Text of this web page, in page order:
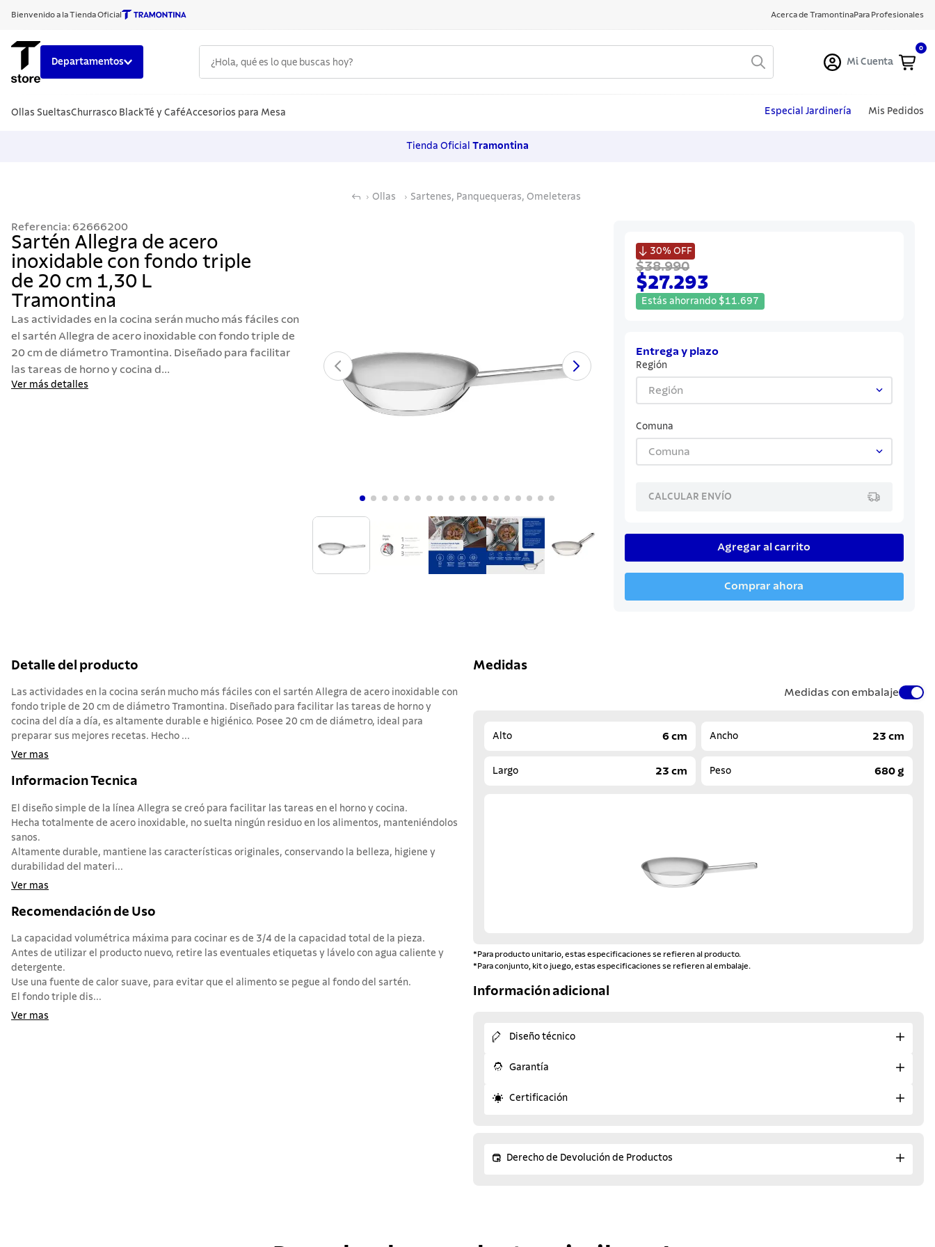
Bienvenido a la Tienda Oficial Acerca de TramontinaPara Profesionales
Departamentos Mi Cuenta
0
Ollas SueltasChurrasco BlackTé y CaféAccesorios para Mesa Especial Jardinería Mis Pedidos
Tienda Oficial Tramontina
Ollas Sartenes, Panquequeras, Omeleteras
Referencia: 62666200
Sartén Allegra de acero
inoxidable con fondo triple
de 20 cm 1,30 L
Tramontina
Las actividades en la cocina serán mucho más fáciles con
el sartén Allegra de acero inoxidable con fondo triple de
20 cm de diámetro Tramontina. Diseñado para facilitar
las tareas de horno y cocina d...
Ver más detalles
 30% OFF
$38.990
$27.293
Estás ahorrando $11.697
Entrega y plazo
Región
Región
Comuna
Comuna
CALCULAR ENVÍO
Agregar al carrito
Comprar ahora
Detalle del producto
Las actividades en la cocina serán mucho más fáciles con el sartén Allegra de acero inoxidable con
fondo triple de 20 cm de diámetro Tramontina. Diseñado para facilitar las tareas de horno y
cocina del día a día, es altamente durable e higiénico. Posee 20 cm de diámetro, ideal para
preparar sus mejores recetas. Hecho ...
Ver mas
Informacion Tecnica
El diseño simple de la línea Allegra se creó para facilitar las tareas en el horno y cocina.
Hecha totalmente de acero inoxidable, no suelta ningún residuo en los alimentos, manteniéndolos
sanos.
Altamente durable, mantiene las características originales, conservando la belleza, higiene y
durabilidad del materi...
Ver mas
Recomendación de Uso
La capacidad volumétrica máxima para cocinar es de 3/4 de la capacidad total de la pieza.
Antes de utilizar el producto nuevo, retire las eventuales etiquetas y lávelo con agua caliente y
detergente.
Use una fuente de calor suave, para evitar que el alimento se pegue al fondo del sartén.
El fondo triple dis...
Ver mas
Medidas
Medidas con embalaje
Alto 6 cm Ancho 23 cm
Largo 23 cm Peso 680 g
*Para producto unitario, estas especificaciones se refieren al producto.
*Para conjunto, kit o juego, estas especificaciones se refieren al embalaje.
Información adicional
Diseño técnico
Garantía
Certificación
Derecho de Devolución de Productos
1.
cuchillos
10. termo